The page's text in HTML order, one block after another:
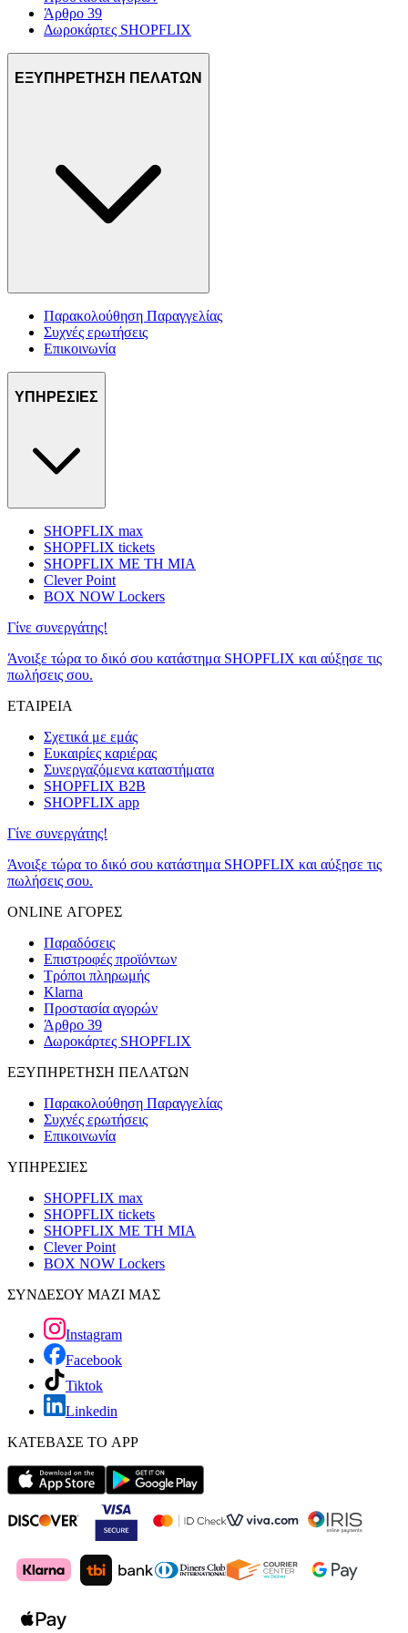
Άρθρο 39
Δωροκάρτες SHOPFLIX
ΕΞΥΠΗΡΕΤΗΣΗ ΠΕΛΑΤΩΝ
Παρακολούθηση Παραγγελίας
Συχνές ερωτήσεις
Επικοινωνία
ΥΠΗΡΕΣΙΕΣ
SHOPFLIX max
SHOPFLIX tickets
SHOPFLIX ΜΕ ΤΗ ΜΙΑ
Clever Point
BOX NOW Lockers
Γίνε συνεργάτης!
Άνοιξε τώρα το δικό σου κατάστημα SHOPFLIX και αύξησε τις
πωλήσεις σου.
ΕΤΑΙΡΕΙΑ
Σχετικά με εμάς
Ευκαιρίες καριέρας
Συνεργαζόμενα καταστήματα
SHOPFLIX B2B
SHOPFLIX app
Γίνε συνεργάτης!
Άνοιξε τώρα το δικό σου κατάστημα SHOPFLIX και αύξησε τις
πωλήσεις σου.
ONLINE ΑΓΟΡΕΣ
Παραδόσεις
Επιστροφές προϊόντων
Τρόποι πληρωμής
Klarna
Προστασία αγορών
Άρθρο 39
Δωροκάρτες SHOPFLIX
ΕΞΥΠΗΡΕΤΗΣΗ ΠΕΛΑΤΩΝ
Παρακολούθηση Παραγγελίας
Συχνές ερωτήσεις
Επικοινωνία
ΥΠΗΡΕΣΙΕΣ
SHOPFLIX max
SHOPFLIX tickets
SHOPFLIX ΜΕ ΤΗ ΜΙΑ
Clever Point
BOX NOW Lockers
ΣΥΝΔΕΣΟΥ ΜΑΖΙ ΜΑΣ
Instagram
Facebook
Tiktok
Linkedin
ΚΑΤΕΒΑΣΕ ΤΟ APP